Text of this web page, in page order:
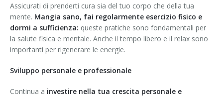
Assicurati di prenderti cura sia del tuo corpo che della tua
mente. Mangia sano, fai regolarmente esercizio fisico e
dormi a sufficienza: queste pratiche sono fondamentali per
la salute fisica e mentale. Anche il tempo libero e il relax sono
importanti per rigenerare le energie.
Sviluppo personale e professionale
Continua a investire nella tua crescita personale e